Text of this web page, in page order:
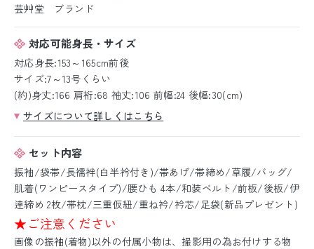
芸艸堂 ブランド
対応可能身長・サイズ
対応身長:153～165cm前後
サイズ:7～13号くらい
(約)身丈:166 肩裄:68 袖丈:106 前幅:24 後幅:30(cm)
サイズについて詳しくはこちら
セット内容
振袖/袋帯/長襦袢(白半衿付き)/帯あげ/帯締め/草履/バッグ/
肌着(ワンピースタイプ)/腰ひも 4本/和装ベルト/前板/後板/伊
逹締め 2枚/帯枕/三重仮紐/重ね衿/衿芯/足袋(新品プレゼント)
★ご注意ください
画像の振袖(着物)以外の付属小物は、撮影用の為お付けする物